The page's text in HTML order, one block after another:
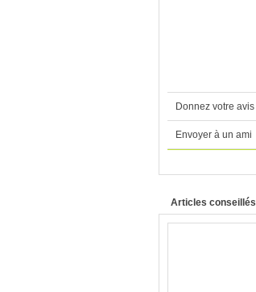
Donnez votre avis
Envoyer à un ami
Articles conseillés